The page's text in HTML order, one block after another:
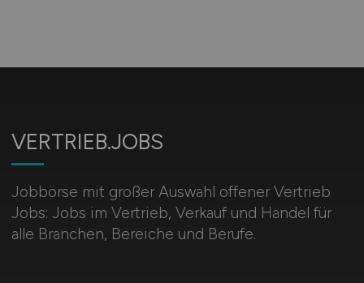
VERTRIEB.JOBS
Jobbörse mit großer Auswahl offener Vertrieb
Jobs: Jobs im Vertrieb, Verkauf und Handel für
alle Branchen, Bereiche und Berufe.